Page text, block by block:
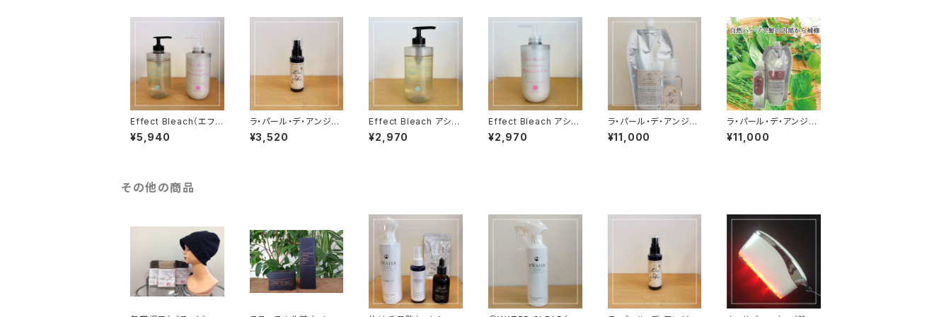
Effect Bleach（エフェ
クトブリーチ）アシッドキ
レートシャンプー・トリ
¥5,940
ラ・パール・デ・アンジ
ュ ヘアオイル＜サラサ
ラタイプ＞
¥3,520
Effect Bleach アシッ
ドキレートシャンプー 4
00ml｜髪の「芯」を強く
¥2,970
Effect Bleach アシッ
ドトリートメント 400g
｜16種類の天然オイル
¥2,970
ラ・パール・デ・アンジ
ュ ヘアソープ・エッセ
ンス
¥11,000
ラ・パール・デ・アンジ
ュ ヘアパック（トリート
メント）
¥11,000
その他の商品